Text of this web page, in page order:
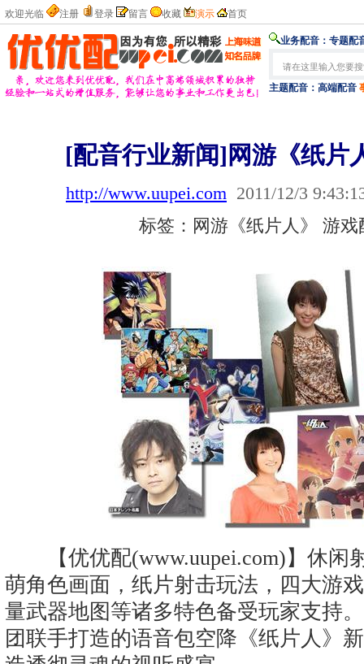
欢迎光临 注册 登录 留言 收藏 演示 首页
业务配音： 专题配
主题配音： 高端配音
[配音行业新闻]网游《纸片
http://www.uupei.com 2011/12/3
标签：网游《纸片人》 游
【优优配(www.uupei.com)】休闲
萌角色画面，纸片射击玩法，四大游
量武器地图等诸多特色备受玩家支持
团联手打造的语音包空降《纸片人》